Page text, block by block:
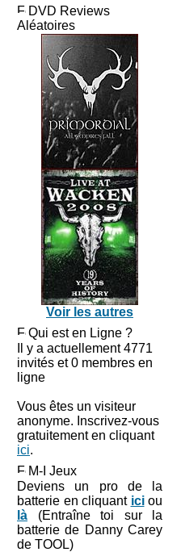
DVD Reviews
Aléatoires
Voir les autres
Qui est en Ligne ?
Il y a actuellement 4771
invités et 0 membres en
ligne
Vous êtes un visiteur
anonyme. Inscrivez-vous
gratuitement en cliquant
ici.
M-I Jeux
Deviens un pro de la
batterie en cliquant iciou
là (Entraîne toi sur la
batterie de Danny Carey
de TOOL)